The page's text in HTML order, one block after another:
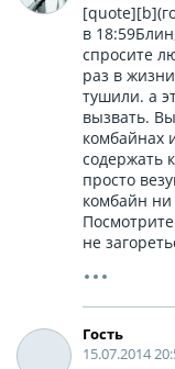
в
спросите
раз в
тушили. а
вызвать.
комбайнах
содержать
просто
комбайн
не
Гость
15.07.2014